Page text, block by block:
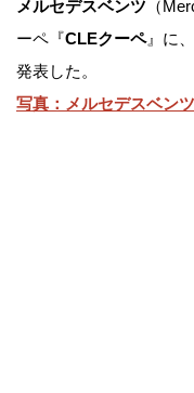
メルセデスベンツ （
ーペ『CLEクーペ』に
発表した。
写真：メルセデスベン